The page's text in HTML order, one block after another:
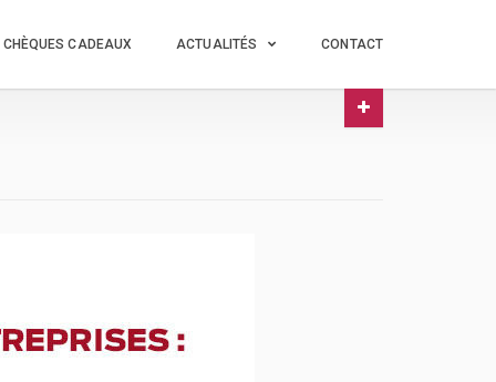
CHÈQUES CADEAUX ACTUALITÉS CONTACT